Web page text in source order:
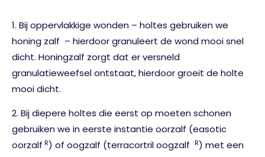
1. Bij oppervlakkige wonden – holtes gebruiken we
honing zalf – hierdoor granuleert de wond mooi snel
dicht. Honingzalf zorgt dat er versneld
granulatieweefsel ontstaat, hierdoor groeit de holte
mooi dicht.
2. Bij diepere holtes die eerst op moeten schonen
gebruiken we in eerste instantie oorzalf (easotic
oorzalf R) of oogzalf (terracortril oogzalf R) met een